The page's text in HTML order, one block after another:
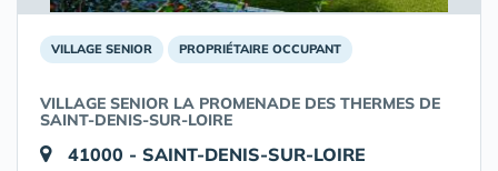
VILLAGE SENIOR PROPRIÉTAIRE OCCUPANT
VILLAGE SENIOR LA PROMENADE DES THERMES DE
SAINT-DENIS-SUR-LOIRE
41000 - SAINT-DENIS-SUR-LOIRE